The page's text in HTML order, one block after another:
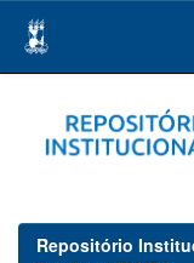
navigation
Repositório